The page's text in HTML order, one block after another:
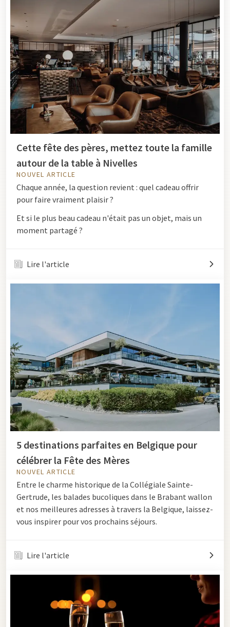
Cette fête des pères, mettez toute la famille
autour de la table à Nivelles
NOUVEL ARTICLE
Chaque année, la question revient : quel cadeau offrir
pour faire vraiment plaisir ?
Et si le plus beau cadeau n'était pas un objet, mais un
moment partagé ?
Lire l'article
5 destinations parfaites en Belgique pour
célébrer la Fête des Mères
NOUVEL ARTICLE
Entre le charme historique de la Collégiale Sainte-
Gertrude, les balades bucoliques dans le Brabant wallon
et nos meilleures adresses à travers la Belgique, laissez-
vous inspirer pour vos prochains séjours.
Lire l'article